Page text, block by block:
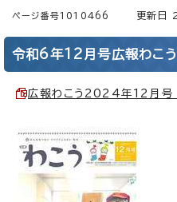
ページ番号1010466 更新日
令和6年12月号広報わこう
広報わこう2024年12月号